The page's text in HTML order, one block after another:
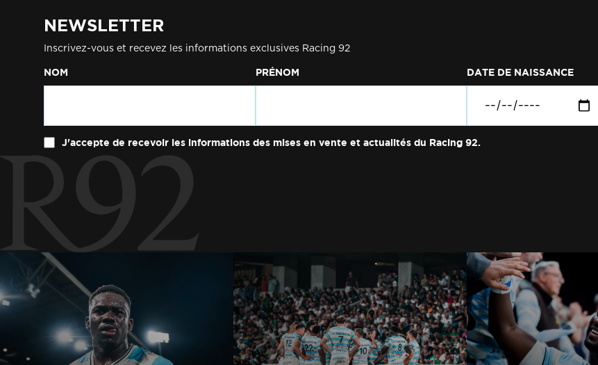
NEWSLETTER
Inscrivez-vous et recevez les informations exclusives Racing 92
NOM PRÉNOM DATE DE NAISSANCE
J'accepte de recevoir les informations des mises en vente et actualités du Racing 92.